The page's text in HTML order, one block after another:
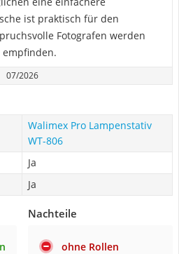
ist praktisch für den
Fotografen werden
07/2026
Walimex Pro Lampenstativ
WT-806
Ja
Ja
Nachteile
ohne Rollen